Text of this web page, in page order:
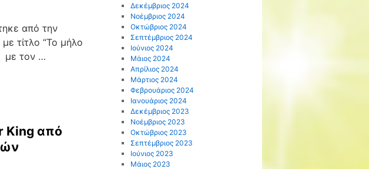
από την
τίτλο “Το μήλο
με τον …
King από
Δεκέμβριος 2024
Νοέμβριος 2024
Οκτώβριος 2024
Σεπτέμβριος 2024
Ιούνιος 2024
Μάιος 2024
Απρίλιος 2024
Μάρτιος 2024
Φεβρουάριος 2024
Ιανουάριος 2024
Δεκέμβριος 2023
Νοέμβριος 2023
Οκτώβριος 2023
Σεπτέμβριος 2023
Ιούνιος 2023
Μάιος 2023